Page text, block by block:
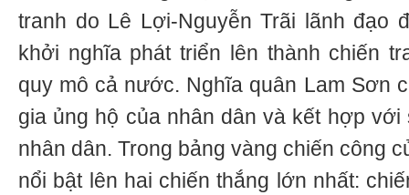
tranh do Lê Lợi-Nguyễn Trãi lãnh đạo
khởi nghĩa phát triển lên thành chiến
quy mô cả nước. Nghĩa quân Lam Sơn
gia ủng hộ của nhân dân và kết hợp
nhân dân. Trong bảng vàng chiến công
nổi bật lên hai chiến thắng lớn nhất: